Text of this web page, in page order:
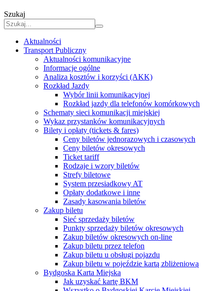
Szukaj
Aktualności
Transport Publiczny
Aktualności komunikacyjne
Informacje ogólne
Analiza kosztów i korzyści (AKK)
Rozkład Jazdy
Wybór linii komunikacyjnej
Rozkład jazdy dla telefonów komórkowych
Schematy sieci komunikacji miejskiej
Wykaz przystanków komunikacyjnych
Bilety i opłaty (tickets & fares)
Ceny biletów jednorazowych i czasowych
Ceny biletów okresowych
Ticket tariff
Rodzaje i wzory biletów
Strefy biletowe
System przesiadkowy AT
Opłaty dodatkowe i inne
Zasady kasowania biletów
Zakup biletu
Sieć sprzedaży biletów
Punkty sprzedaży biletów okresowych
Zakup biletów okresowych on-line
Zakup biletu przez telefon
Zakup biletu u obsługi pojazdu
Zakup biletu w pojeździe kartą zbliżeniową
Bydgoska Karta Miejska
Jak uzyskać kartę BKM